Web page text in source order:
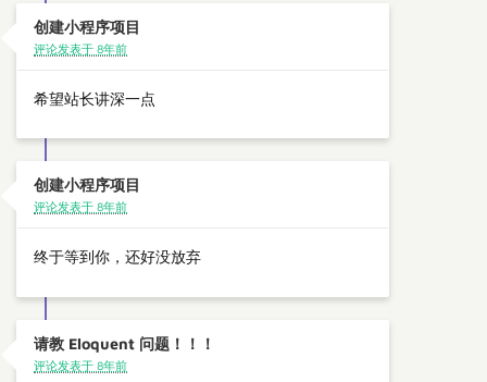
创建小程序项目
评论发表于 8年前
希望站长讲深一点
创建小程序项目
评论发表于 8年前
终于等到你，还好没放弃
请教 Eloquent 问题！！！
评论发表于 8年前